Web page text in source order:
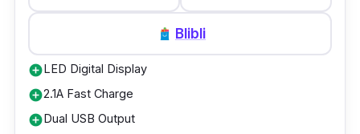
Blibli
add_circleLED Digital Display
add_circle2.1A Fast Charge
add_circleDual USB Output